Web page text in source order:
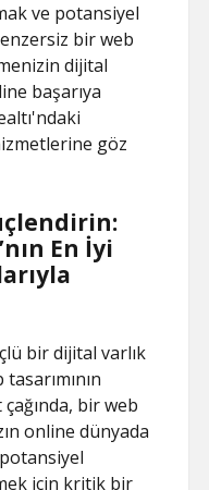
ve potansiyel
bir web
dijital
başarıya
göz
En İyi
bir dijital varlık
bir web
online dünyada
için kritik bir